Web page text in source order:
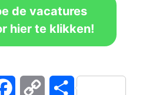
de vacatures
hier te klikken!
D